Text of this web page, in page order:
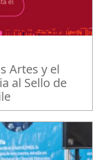
Artes y el
al Sello de